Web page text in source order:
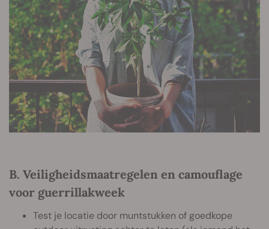
B. Veiligheidsmaatregelen en camouflage
voor guerrillakweek
Test je locatie door muntstukken of goedkope